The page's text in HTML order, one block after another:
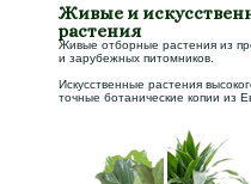
Живые отборные растения из
и зарубежных питомников.
Искусственные растения
точные ботанические копии из
Живые и
растения